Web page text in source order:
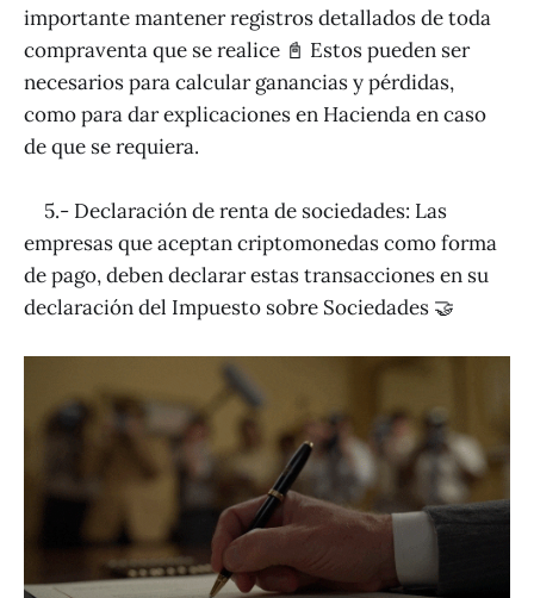
importante mantener registros detallados de toda
compraventa que se realice 📓 Estos pueden ser
necesarios para calcular ganancias y pérdidas,
como para dar explicaciones en Hacienda en caso
de que se requiera.
5.- Declaración de renta de sociedades: Las
empresas que aceptan criptomonedas como forma
de pago, deben declarar estas transacciones en su
declaración del Impuesto sobre Sociedades 🤝